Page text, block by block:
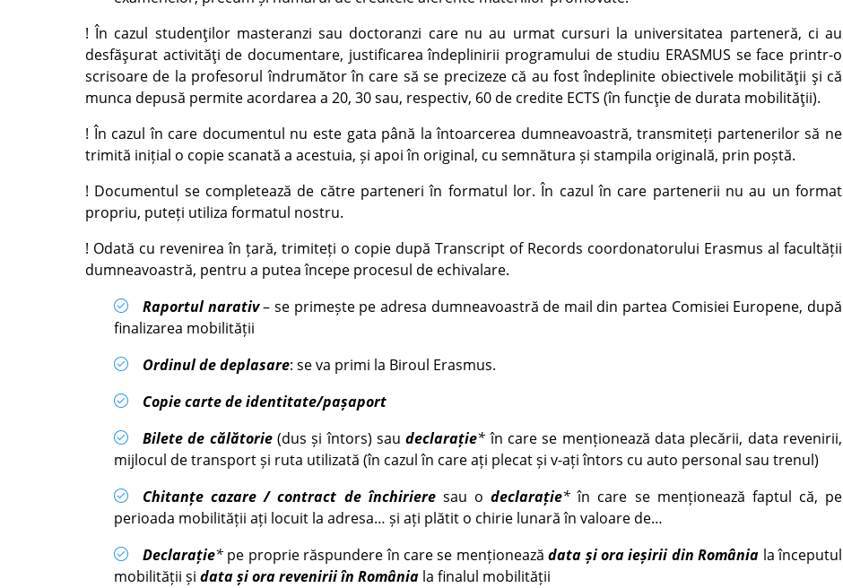
! În cazul studenţilor masteranzi sau doctoranzi care nu au urmat cursuri la universitatea parteneră, ci au
desfăşurat activităţi de documentare, justificarea îndeplinirii programului de studiu ERASMUS se face printr-o
scrisoare de la profesorul îndrumător în care să se precizeze că au fost îndeplinite obiectivele mobilităţii şi că
munca depusă permite acordarea a 20, 30 sau, respectiv, 60 de credite ECTS (în funcţie de durata mobilităţii).
! În cazul în care documentul nu este gata până la întoarcerea dumneavoastră, transmiteți partenerilor să ne
trimită inițial o copie scanată a acestuia, și apoi în original, cu semnătura și stampila originală, prin poștă.
! Documentul se completează de către parteneri în formatul lor. În cazul în care partenerii nu au un format
propriu, puteți utiliza formatul nostru.
! Odată cu revenirea în țară, trimiteți o copie după Transcript of Records coordonatorului Erasmus al facultății
dumneavoastră, pentru a putea începe procesul de echivalare.
Raportul narativ– se primește pe adresa dumneavoastră de mail din partea Comisiei Europene, după
finalizarea mobilității
Ordinul de deplasare: se va primi la Biroul Erasmus.
Copie carte de identitate/pașaport
Bilete de călătorie(dus și întors) saudeclarație* în care se menționează data plecării, data revenirii,
mijlocul de transport și ruta utilizată (în cazul în care ați plecat și v-ați întors cu auto personal sau trenul)
Chitanțe cazare / contract de închirieresau odeclarație* în care se menționează faptul că, pe
perioada mobilității ați locuit la adresa… și ați plătit o chirie lunară în valoare de…
Declarație*pe proprie răspundere în care se menționeazădata și ora ieșirii din România la începutul
mobilității și data și ora revenirii în Româniala finalul mobilității